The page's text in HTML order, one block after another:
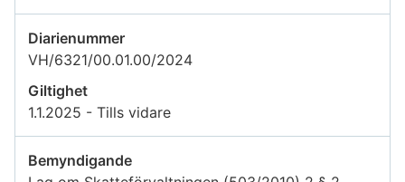
Diarienummer
VH/6321/00.01.00/2024
Giltighet
1.1.2025 - Tills vidare
Bemyndigande